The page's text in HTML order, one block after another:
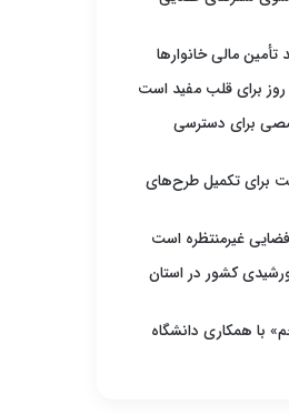
تأمین مالی خانوارها
برای قلب مفید است
برای دسترسی
برای تکمیل طرح‌های
غیرمنتظره است
کشور در استان
با همکاری دانشگاه